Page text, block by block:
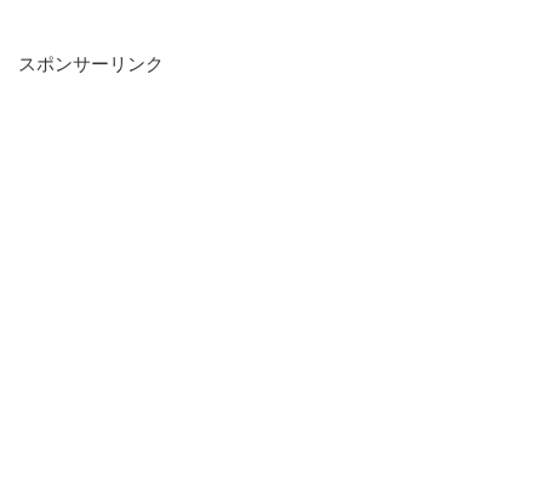
スポンサーリンク